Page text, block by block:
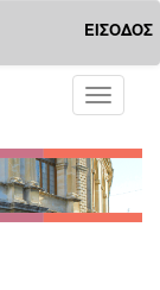
ΕΙΣΟΔΟΣ
Toggle